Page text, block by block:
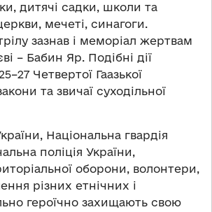
дитячі садки, школи та
мечеті, синагоги.
зазнав і меморіал жертвам
– Бабин Яр. Подібні дії
Четвертої Гаазької
та звичаї суходільної
Національна гвардія
поліція України,
оборони, волонтери,
різних етнічних і
героїчно захищають свою